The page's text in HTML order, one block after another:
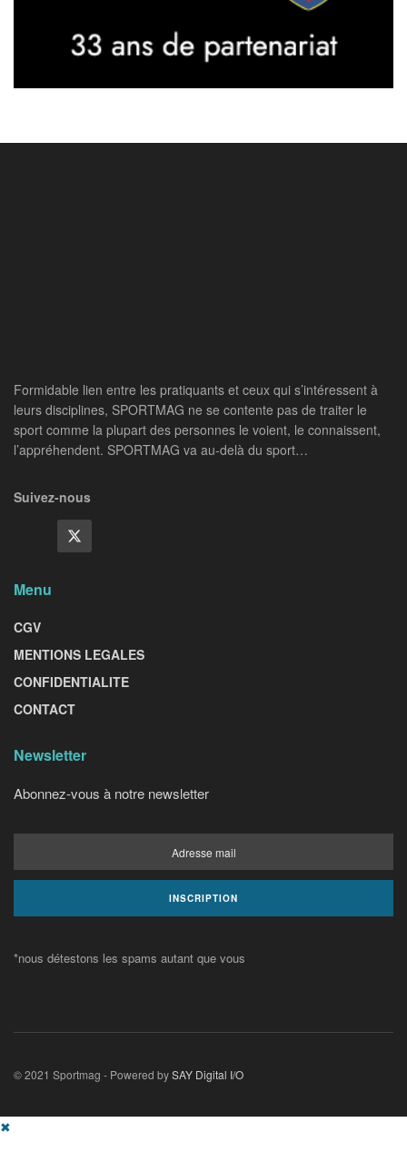
Formidable lien entre les pratiquants et ceux qui s’intéressent à
leurs disciplines, SPORTMAG ne se contente pas de traiter le
sport comme la plupart des personnes le voient, le connaissent,
l’appréhendent. SPORTMAG va au-delà du sport…
Suivez-nous
Menu
CGV
MENTIONS LEGALES
CONFIDENTIALITE
CONTACT
Newsletter
Abonnez-vous à notre newsletter
*nous détestons les spams autant que vous
© 2021 Sportmag - Powered bySAY Digital I/O
✖